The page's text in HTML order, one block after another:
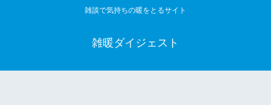
雑談で気持ちの暖をとるサイト
雑暖ダイジェスト